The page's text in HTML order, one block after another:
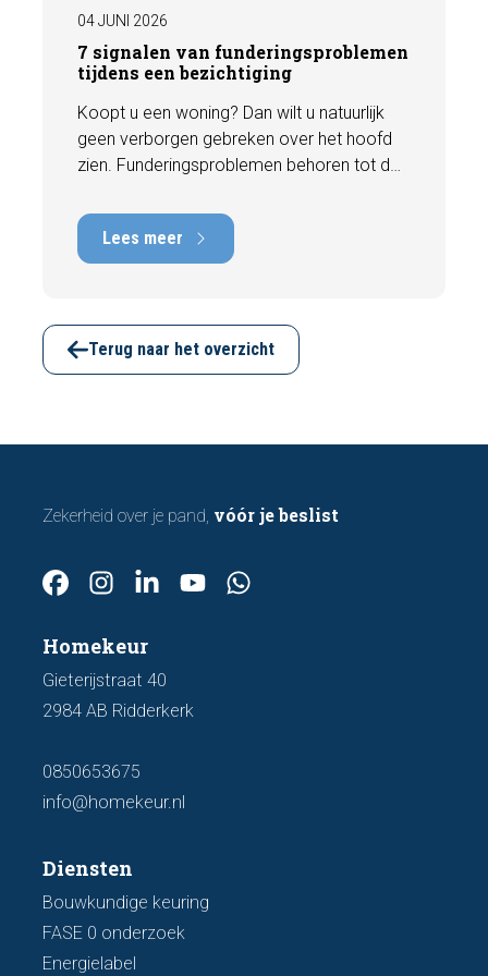
04 JUNI 2026
7 signalen van funderingsproblemen
tijdens een bezichtiging
Koopt u een woning? Dan wilt u natuurlijk
geen verborgen gebreken over het hoofd
zien. Funderingsproblemen behoren tot de
kan hebben, met herstelkosten die kunnen
oplopen tot tienduizenden euro's. Gelukkig
zijn er tijdens een bezichtiging vaak al
funderingsschade of verzakkingen. In dit
artikel bespreken we zeven belangrijke
kenmerken waarop u kunt letten voordat u
Lees meer
Terug naar het overzicht
Zekerheid over je pand, vóór je beslist
Homekeur
Gieterijstraat 40
2984 AB Ridderkerk
0850653675
info@homekeur.nl
Diensten
Bouwkundige keuring
FASE 0 onderzoek
Energielabel